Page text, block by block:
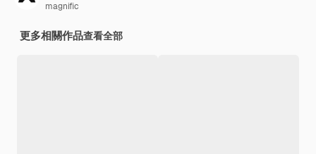
magnific
更多相關作品查看全部